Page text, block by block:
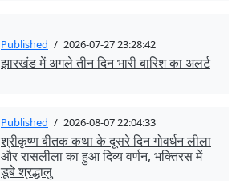
Published / 2026-07-27 23:28:42
झारखंड में अगले तीन दिन भारी बारिश का अलर्ट
Published / 2026-08-07 22:04:33
श्रीकृष्ण बीतक कथा के दूसरे दिन गोवर्धन लीला
और रासलीला का हुआ दिव्य वर्णन, भक्तिरस में
डूबे श्रद्धालु